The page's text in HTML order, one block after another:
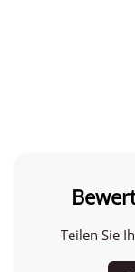
Teilen Sie